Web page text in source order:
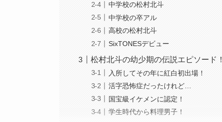
中学校の松村北斗
中学校の卒アル
高校の松村北斗
SixTONESデビュー
松村北斗の幼少期の伝説エピソード！
入所してその年に紅白初出場！
活字恐怖症だったけれど…
国宝級イケメンに認定！
学生時代から料理男子！